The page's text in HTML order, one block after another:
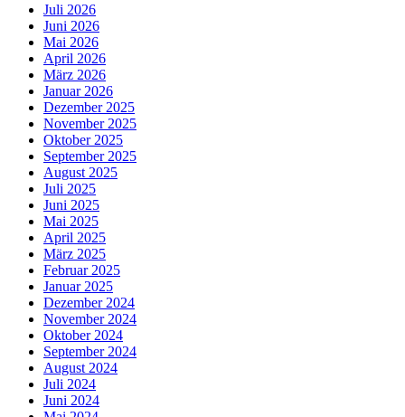
Juli 2026
Juni 2026
Mai 2026
April 2026
März 2026
Januar 2026
Dezember 2025
November 2025
Oktober 2025
September 2025
August 2025
Juli 2025
Juni 2025
Mai 2025
April 2025
März 2025
Februar 2025
Januar 2025
Dezember 2024
November 2024
Oktober 2024
September 2024
August 2024
Juli 2024
Juni 2024